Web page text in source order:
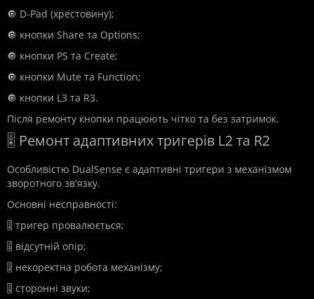
🔘 D-Pad (хрестовину);
🔘 кнопки Share та Options;
🔘 кнопки PS та Create;
🔘 кнопки Mute та Function;
🔘 кнопки L3 та R3.
Після ремонту кнопки працюють чітко та без затримок.
🎚️ Ремонт адаптивних тригерів L2 та R2
Особливістю DualSense є адаптивні тригери з механізмом
зворотного зв'язку.
Основні несправності:
🎚️ тригер провалюється;
🎚️ відсутній опір;
🎚️ некоректна робота механізму;
🎚️ сторонні звуки;